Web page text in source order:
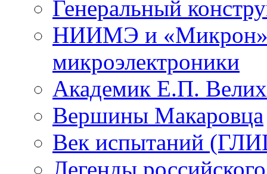
Генеральный
НИИМЭ и «Микрон»
микроэлектроники
Академик Е.П.
Вершины Макаровца
Век испытаний